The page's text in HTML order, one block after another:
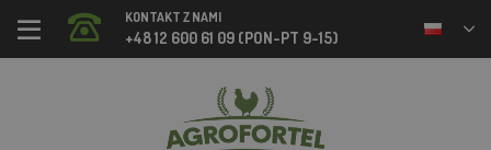
KONTAKT Z NAMI
+48 12 600 61 09 (PON-PT 9-15)